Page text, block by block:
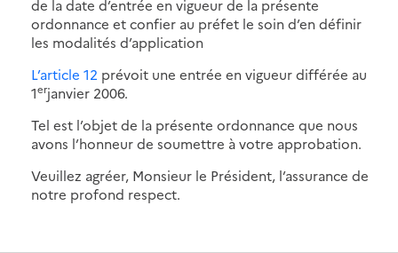
de la date d’entrée en vigueur de la présente
ordonnance et confier au préfet le soin d’en définir
les modalités d’application
L’article 12 prévoit une entrée en vigueur différée au
1erjanvier 2006.
Tel est l’objet de la présente ordonnance que nous
avons l’honneur de soumettre à votre approbation.
Veuillez agréer, Monsieur le Président, l’assurance de
notre profond respect.